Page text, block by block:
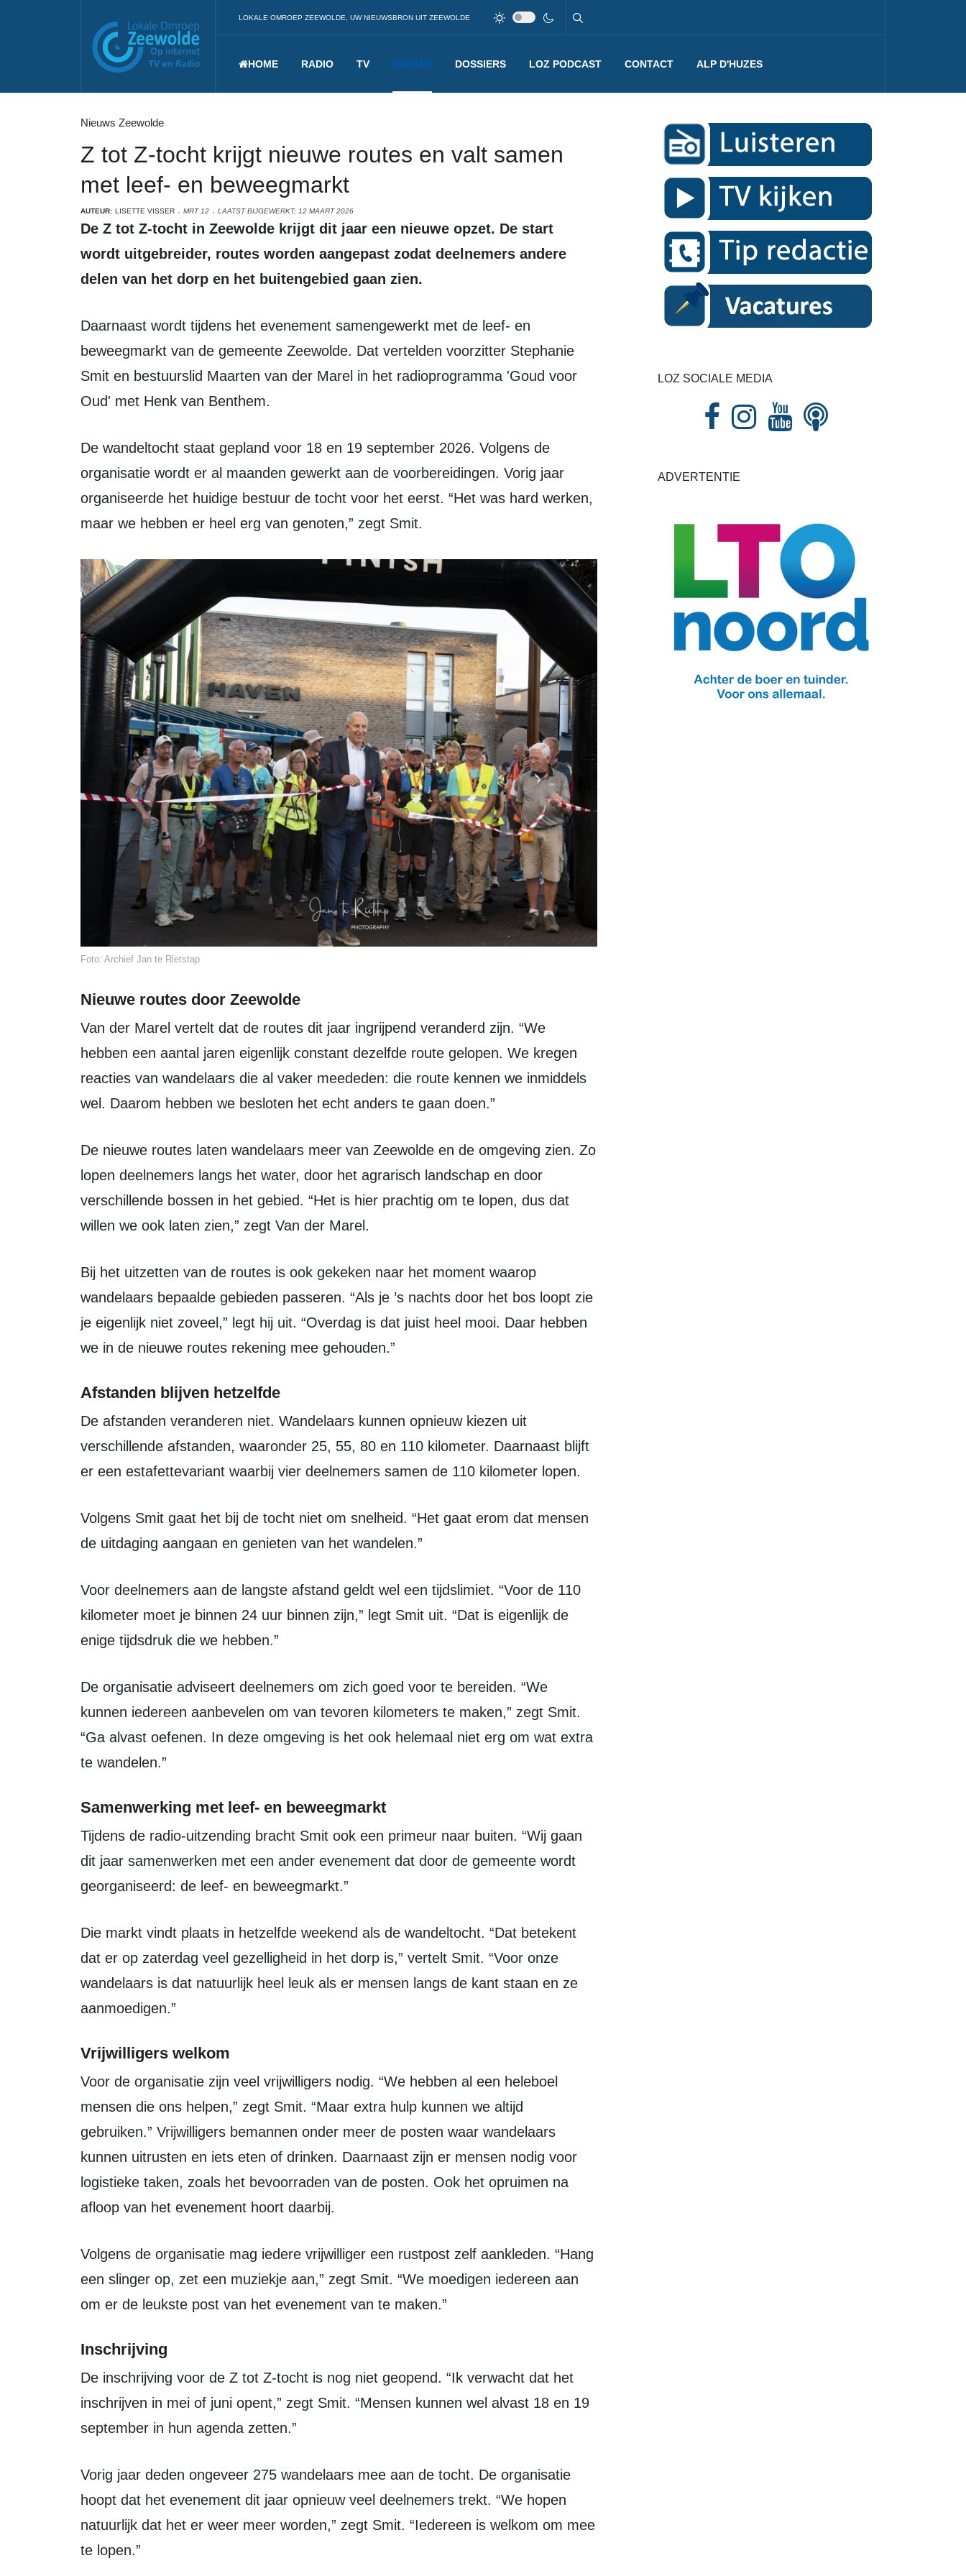
LOKALE OMROEP ZEEWOLDE, UW NIEUWSBRON UIT ZEEWOLDE
HOME RADIO TV NIEUWS DOSSIERS LOZ PODCAST CONTACT ALP D'HUZES
Nieuws Zeewolde
Z tot Z-tocht krijgt nieuwe routes en valt samen
met leef- en beweegmarkt
AUTEUR: LISETTE VISSER MRT 12 LAATST BIJGEWERKT: 12 MAART 2026
De Z tot Z-tocht in Zeewolde krijgt dit jaar een nieuwe opzet. De start
wordt uitgebreider, routes worden aangepast zodat deelnemers andere
delen van het dorp en het buitengebied gaan zien.
Daarnaast wordt tijdens het evenement samengewerkt met de leef- en
beweegmarkt van de gemeente Zeewolde. Dat vertelden voorzitter Stephanie
Smit en bestuurslid Maarten van der Marel in het radioprogramma 'Goud voor
Oud' met Henk van Benthem.
De wandeltocht staat gepland voor 18 en 19 september 2026. Volgens de
organisatie wordt er al maanden gewerkt aan de voorbereidingen. Vorig jaar
organiseerde het huidige bestuur de tocht voor het eerst. “Het was hard werken,
maar we hebben er heel erg van genoten,” zegt Smit.
Foto: Archief Jan te Rietstap
Nieuwe routes door Zeewolde
Van der Marel vertelt dat de routes dit jaar ingrijpend veranderd zijn. “We
hebben een aantal jaren eigenlijk constant dezelfde route gelopen. We kregen
reacties van wandelaars die al vaker meededen: die route kennen we inmiddels
wel. Daarom hebben we besloten het echt anders te gaan doen.”
De nieuwe routes laten wandelaars meer van Zeewolde en de omgeving zien. Zo
lopen deelnemers langs het water, door het agrarisch landschap en door
verschillende bossen in het gebied. “Het is hier prachtig om te lopen, dus dat
willen we ook laten zien,” zegt Van der Marel.
Bij het uitzetten van de routes is ook gekeken naar het moment waarop
wandelaars bepaalde gebieden passeren. “Als je ’s nachts door het bos loopt zie
je eigenlijk niet zoveel,” legt hij uit. “Overdag is dat juist heel mooi. Daar hebben
we in de nieuwe routes rekening mee gehouden.”
Afstanden blijven hetzelfde
De afstanden veranderen niet. Wandelaars kunnen opnieuw kiezen uit
verschillende afstanden, waaronder 25, 55, 80 en 110 kilometer. Daarnaast blijft
er een estafettevariant waarbij vier deelnemers samen de 110 kilometer lopen.
Volgens Smit gaat het bij de tocht niet om snelheid. “Het gaat erom dat mensen
de uitdaging aangaan en genieten van het wandelen.”
Voor deelnemers aan de langste afstand geldt wel een tijdslimiet. “Voor de 110
kilometer moet je binnen 24 uur binnen zijn,” legt Smit uit. “Dat is eigenlijk de
enige tijdsdruk die we hebben.”
De organisatie adviseert deelnemers om zich goed voor te bereiden. “We
kunnen iedereen aanbevelen om van tevoren kilometers te maken,” zegt Smit.
“Ga alvast oefenen. In deze omgeving is het ook helemaal niet erg om wat extra
te wandelen.”
Samenwerking met leef- en beweegmarkt
Tijdens de radio-uitzending bracht Smit ook een primeur naar buiten. “Wij gaan
dit jaar samenwerken met een ander evenement dat door de gemeente wordt
georganiseerd: de leef- en beweegmarkt.”
Die markt vindt plaats in hetzelfde weekend als de wandeltocht. “Dat betekent
dat er op zaterdag veel gezelligheid in het dorp is,” vertelt Smit. “Voor onze
wandelaars is dat natuurlijk heel leuk als er mensen langs de kant staan en ze
aanmoedigen.”
Vrijwilligers welkom
Voor de organisatie zijn veel vrijwilligers nodig. “We hebben al een heleboel
mensen die ons helpen,” zegt Smit. “Maar extra hulp kunnen we altijd
gebruiken.” Vrijwilligers bemannen onder meer de posten waar wandelaars
kunnen uitrusten en iets eten of drinken. Daarnaast zijn er mensen nodig voor
logistieke taken, zoals het bevoorraden van de posten. Ook het opruimen na
afloop van het evenement hoort daarbij.
Volgens de organisatie mag iedere vrijwilliger een rustpost zelf aankleden. “Hang
een slinger op, zet een muziekje aan,” zegt Smit. “We moedigen iedereen aan
om er de leukste post van het evenement van te maken.”
Inschrijving
De inschrijving voor de Z tot Z-tocht is nog niet geopend. “Ik verwacht dat het
inschrijven in mei of juni opent,” zegt Smit. “Mensen kunnen wel alvast 18 en 19
september in hun agenda zetten.”
Vorig jaar deden ongeveer 275 wandelaars mee aan de tocht. De organisatie
hoopt dat het evenement dit jaar opnieuw veel deelnemers trekt. “We hopen
natuurlijk dat het er weer meer worden,” zegt Smit. “Iedereen is welkom om mee
te lopen.”
LOZ SOCIALE MEDIA
ADVERTENTIE